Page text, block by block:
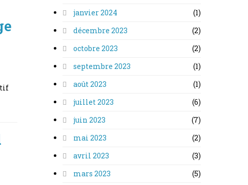
janvier 2024
(1)
décembre 2023
(2)
octobre 2023
(2)
septembre 2023
(1)
août 2023
(1)
juillet 2023
(6)
juin 2023
(7)
mai 2023
(2)
avril 2023
(3)
mars 2023
(5)